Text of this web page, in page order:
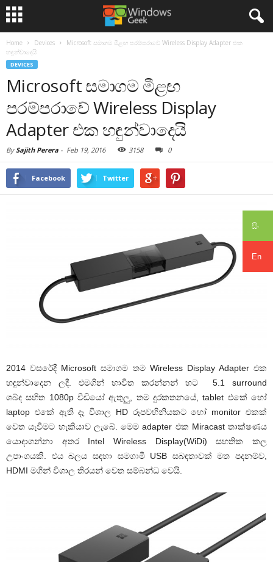
සිං
En
Home Devices
Microsoft සමාගම මීළඟ පරම්පරාවේ Wireless Display Adapter එක
හඳුන්වාදෙයි
DEVICES
Microsoft සමාගම මීළඟ
පරම්පරාවේ Wireless Display
Adapter එක හඳුන්වාදෙයි
BySajith Perera - Feb 19, 2016 3158 0
Facebook Twitter
2014 වසරේදී Microsoft සමාගම තම Wireless Display Adapter එක
හඳුන්වාදෙන ලදී. එමගින් භාවිත කරන්නන් හට 5.1 surround
ශබ්ද සහිත 1080p වීඩියෝ ඇතුලු, තම දුරකතනයේ, tablet එකේ හෝ
laptop එකේ ඇති දෑ විශාල HD රූපවහිනියකට හෝ monitor එකක්
වෙත යැවීමට හැකියාව ලැබේ. මෙම adapter එක Miracast තාක්ෂණය
යොදාගන්නා අතර Intel Wireless Display(WiDi) සහතික කල
උපාංගයකි. එය බලය සඳහා සමගාමී USB සබඳතාවක් මත පදනම්ව,
HDMI මගින් විශාල තිරයන් වෙත සම්බන්ධ වෙයි.